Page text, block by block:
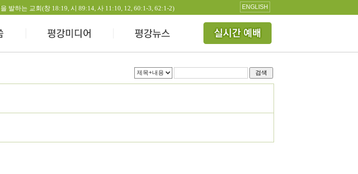
발하는 교회(창 18:19, 시 89:14, 사 11:10, 12, 60:1-3, 62:1-2) ENGLISH
검색